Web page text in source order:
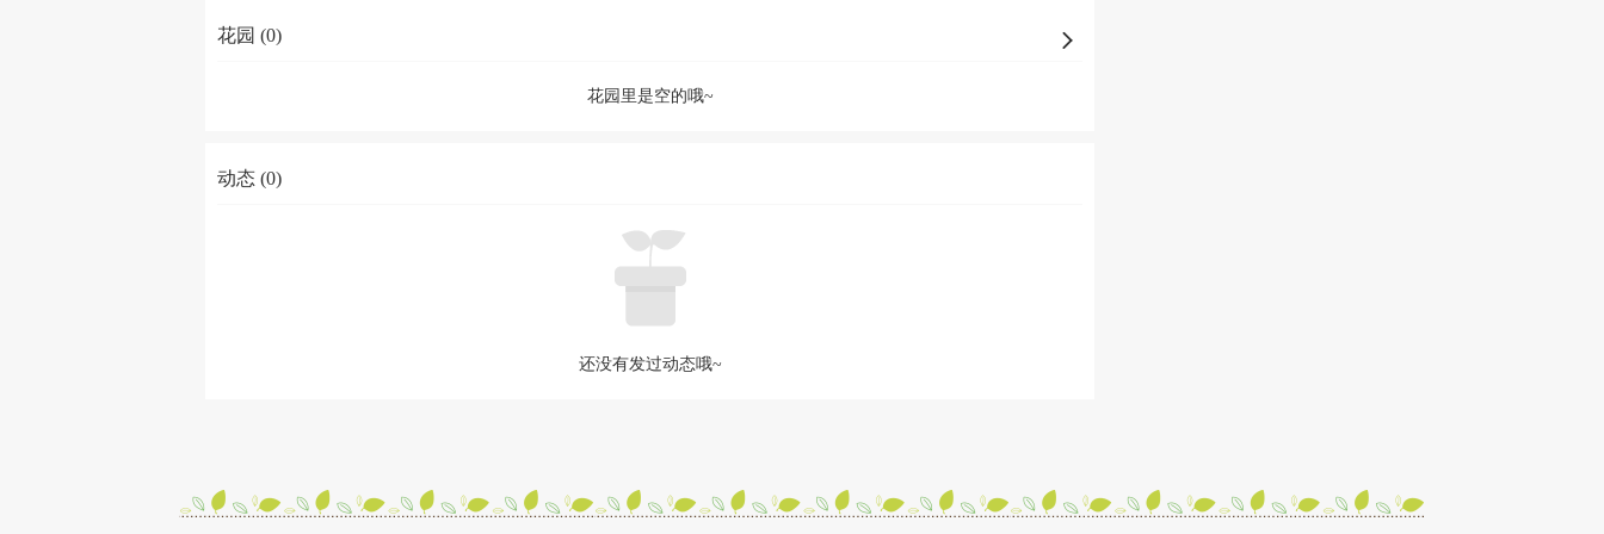
花园 (0)
花园里是空的哦~
动态 (0)
还没有发过动态哦~